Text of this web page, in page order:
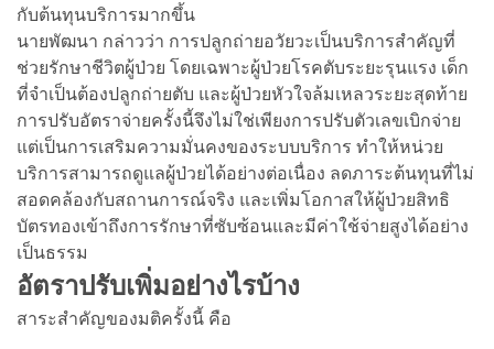
กับต้นทุนบริการมากขึ้น
นายพัฒนา กล่าวว่า การปลูกถ่ายอวัยวะเป็นบริการสำคัญที่
ช่วยรักษาชีวิตผู้ป่วย โดยเฉพาะผู้ป่วยโรคตับระยะรุนแรง เด็ก
ที่จำเป็นต้องปลูกถ่ายตับ และผู้ป่วยหัวใจล้มเหลวระยะสุดท้าย
การปรับอัตราจ่ายครั้งนี้จึงไม่ใช่เพียงการปรับตัวเลขเบิกจ่าย
แต่เป็นการเสริมความมั่นคงของระบบบริการ ทำให้หน่วย
บริการสามารถดูแลผู้ป่วยได้อย่างต่อเนื่อง ลดภาระต้นทุนที่ไม่
สอดคล้องกับสถานการณ์จริง และเพิ่มโอกาสให้ผู้ป่วยสิทธิ
บัตรทองเข้าถึงการรักษาที่ซับซ้อนและมีค่าใช้จ่ายสูงได้อย่าง
เป็นธรรม
อัตราปรับเพิ่มอย่างไรบ้าง
สาระสำคัญของมติครั้งนี้ คือ